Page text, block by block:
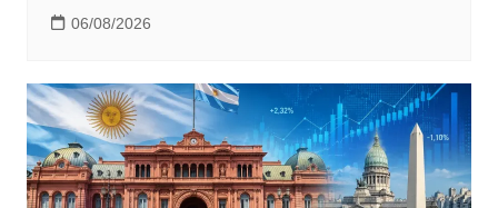
06/08/2026